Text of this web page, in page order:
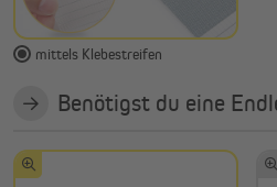
mittels Klebestreifen
Benötigst du eine